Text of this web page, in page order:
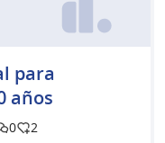
para
años
0 2